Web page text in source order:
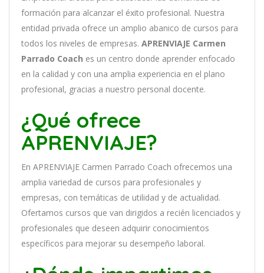
formación para alcanzar el éxito profesional. Nuestra
entidad privada ofrece un amplio abanico de cursos para
todos los niveles de empresas. APRENVIAJE Carmen
Parrado Coach es un centro donde aprender enfocado
en la calidad y con una amplia experiencia en el plano
profesional, gracias a nuestro personal docente.
¿Qué ofrece
APRENVIAJE?
En APRENVIAJE Carmen Parrado Coach ofrecemos una
amplia variedad de cursos para profesionales y
empresas, con temáticas de utilidad y de actualidad.
Ofertamos cursos que van dirigidos a recién licenciados y
profesionales que deseen adquirir conocimientos
específicos para mejorar su desempeño laboral.